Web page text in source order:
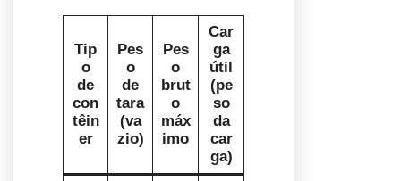
Tip
o
de
con
têin
er
Pes
o
de
tara
(va
zio)
Pes
o
brut
o
máx
imo
Car
ga
útil
(pe
so
da
car
ga)